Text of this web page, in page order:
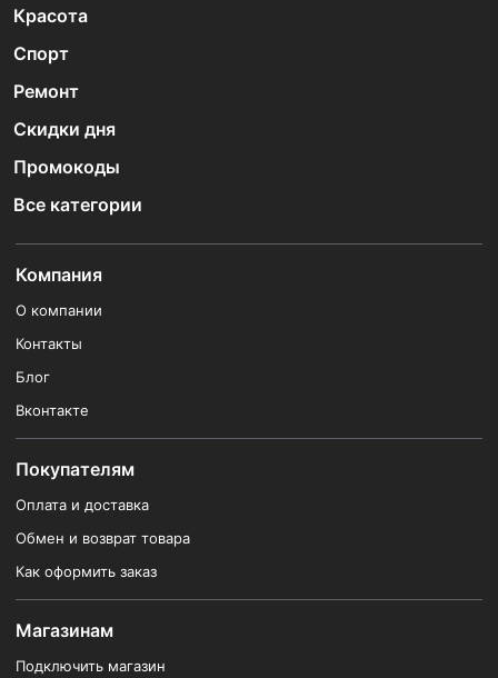
Красота
Спорт
Ремонт
Скидки дня
Промокоды
Все категории
Компания
О компании
Контакты
Блог
Вконтакте
Покупателям
Оплата и доставка
Обмен и возврат товара
Как оформить заказ
Магазинам
Подключить магазин